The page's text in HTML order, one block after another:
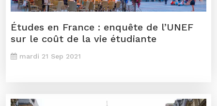
Études en France : enquête de l’UNEF
sur le coût de la vie étudiante
mardi 21 Sep 2021